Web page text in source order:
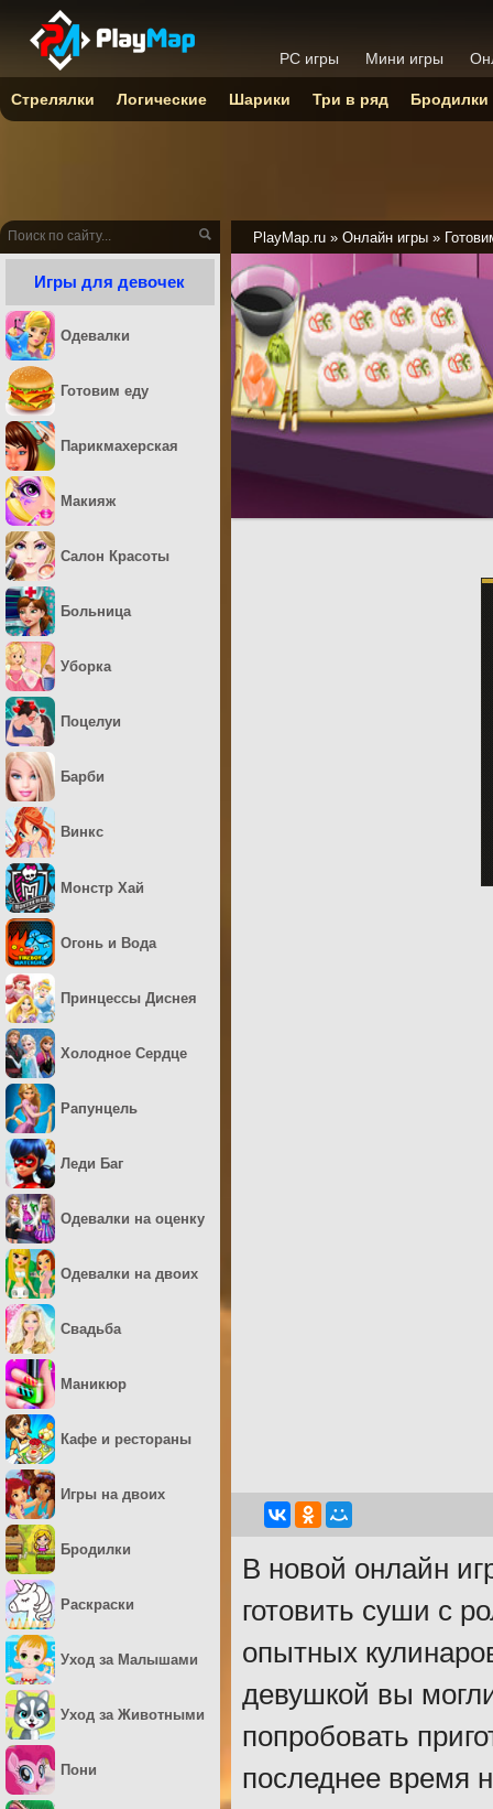
PlayMap.ru » Онлайн игры »
В новой онлайн
готовить суши с
опытных
девушкой вы
попробовать
последнее время
Игры для девочек
Одевалки
Готовим еду
Парикмахерская
Макияж
Салон Красоты
Больница
Уборка
Поцелуи
Барби
Винкс
Монстр Хай
Огонь и Вода
Принцессы Диснея
Холодное Сердце
Рапунцель
Леди Баг
Одевалки на оценку
Одевалки на двоих
Свадьба
Маникюр
Кафе и рестораны
Игры на двоих
Бродилки
Раскраски
Уход за Малышами
Уход за Животными
Пони
PC игры Мини игры
Стрелялки Логические Шарики Три в ряд Бродилки